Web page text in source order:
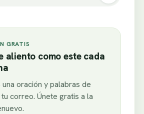
GRATIS
aliento como este cada
oración y palabras de
correo. Únete gratis a la